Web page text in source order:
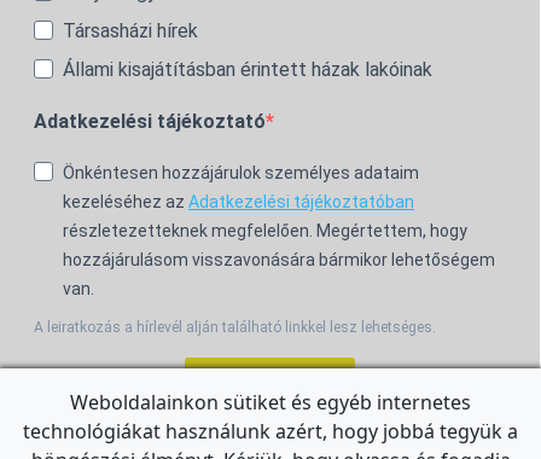
Társasházi hírek
Állami kisajátításban érintett házak lakóinak
Adatkezelési tájékoztató
Önkéntesen hozzájárulok személyes adataim
kezeléséhez az Adatkezelési tájékoztatóban
részletezetteknek megfelelően. Megértettem, hogy
hozzájárulásom visszavonására bármikor lehetőségem
van.
A leiratkozás a hírlevél alján található linkkel lesz lehetséges.
For the English Newsletter, clickHERE.
Weboldalainkon sütiket és egyéb internetes
technológiákat használunk azért, hogy jobbá tegyük a